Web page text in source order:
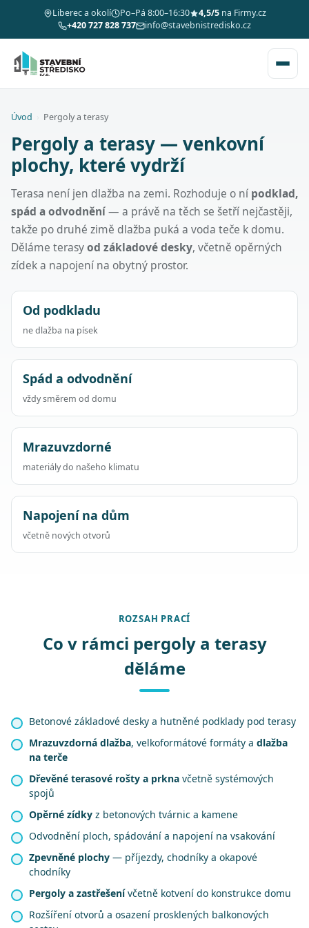
Liberec a okolí Po–Pá 8:00–16:30 4,5/5na Firmy.cz
+420 727 828 737
info@stavebnistredisko.cz
Úvod Pergoly a terasy
Pergoly a terasy — venkovní
plochy, které vydrží
Terasa není jen dlažba na zemi. Rozhoduje o ní podklad,
spád a odvodnění— a právě na těch se šetří nejčastěji,
takže po druhé zimě dlažba puká a voda teče k domu.
Děláme terasyod základové desky, včetně opěrných
zídek a napojení na obytný prostor.
Od podkladu
ne dlažba na písek
Spád a odvodnění
vždy směrem od domu
Mrazuvzdorné
materiály do našeho klimatu
Napojení na dům
včetně nových otvorů
ROZSAH PRACÍ
Co v rámci pergoly a terasy
děláme
Betonové základové desky a hutněné podklady pod terasy
Mrazuvzdorná dlažba, velkoformátové formáty a dlažba
na terče
Dřevěné terasové rošty a prkna včetně systémových
spojů
Opěrné zídky z betonových tvárnic a kamene
Odvodnění ploch, spádování a napojení na vsakování
Zpevněné plochy — příjezdy, chodníky a okapové
chodníky
Pergoly a zastřešenívčetně kotvení do konstrukce domu
Rozšíření otvorů a osazení prosklených balkonových